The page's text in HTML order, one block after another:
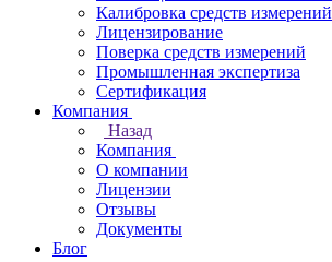
Калибровка средств измерений
Лицензирование
Поверка средств измерений
Промышленная экспертиза
Сертификация
Компания
Назад
Компания
О компании
Лицензии
Отзывы
Документы
Блог